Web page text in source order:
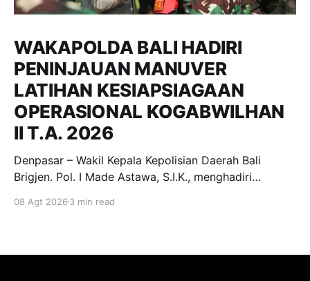
WAKAPOLDA BALI HADIRI
PENINJAUAN MANUVER
LATIHAN KESIAPSIAGAAN
OPERASIONAL KOGABWILHAN
II T.A. 2026
Denpasar – Wakil Kepala Kepolisian Daerah Bali
Brigjen. Pol. I Made Astawa, S.I.K., menghadiri
Latihan Kesiapsiagaan Operasional (LKO)
Mandala Renon, Denpasar. Sabtu, (8/8/2026).
08 Agt 2026 3 min read